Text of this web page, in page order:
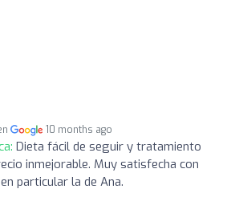
10 months ago
Dieta fácil de seguir y tratamiento
inmejorable. Muy satisfecha con
particular la de Ana.